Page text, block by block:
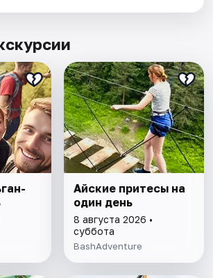
Айские притесы на
один день
8 августа 2026 •
суббота
BashAdventure